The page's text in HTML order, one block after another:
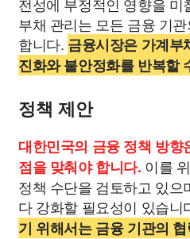
부채 관리는 모든 금융 기
합니다. 금융시장은 가계부
진화와 불안정화를 반복할
정책 제안
대한민국의 금융 정책 방
점을 맞춰야 합니다. 이를
정책 수단을 검토하고 있으
다 강화할 필요성이 있습니
기 위해서는 금융 기관의